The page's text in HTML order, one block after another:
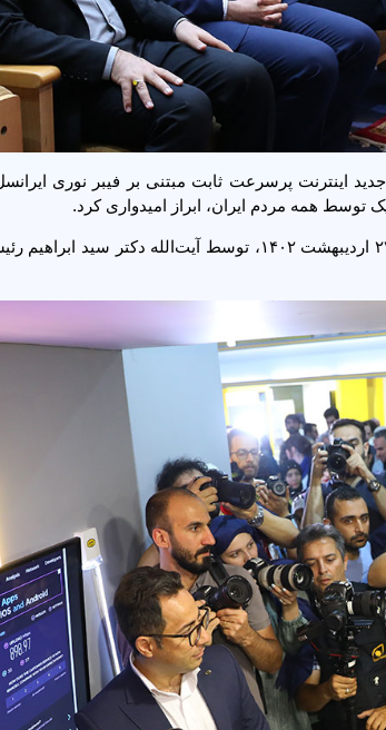
توسط همه مردم ایران، ابراز امیدواری کرد.
سرویس جدید اینترنت پرسرعت ثابت مبتنی بر فیبر نوری ایرانسل، ۲۷ اردیبهشت ۱۴۰۲،